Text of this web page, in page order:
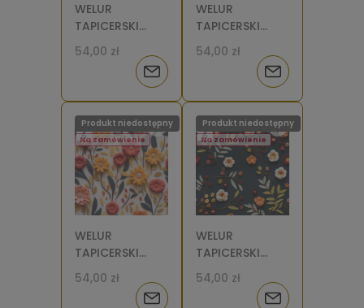
WELUR
TAPICERSKI
Kwiaty filcowe
9 [6]
54,00 zł
Powiadom
o
dostępności
WELUR
TAPICERSKI
Kwiaty filcowe
8 [6]
54,00 zł
Powiadom
o
dostępności
WELUR
TAPICERSKI
Kwiaty filcowe
7 [6]
54,00 zł
Na zamówienie
Produkt niedostępny
Powiadom
WELUR
TAPICERSKI
Kwiaty filcowe
5 [6]
54,00 zł
Na zamówienie
Produkt niedostępny
Powiadom